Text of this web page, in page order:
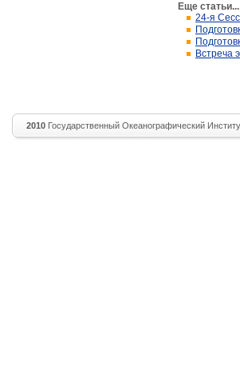
Еще статьи...
24-я
Встреча
2010 Государственный Океанографический